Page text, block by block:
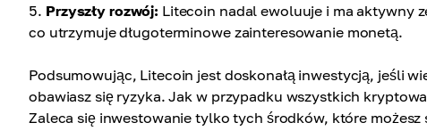
Przyszły rozwój: Litecoin nadal ewoluuje i ma aktywny
co utrzymuje długoterminowe zainteresowanie monetą.
Podsumowując, Litecoin jest doskonałą inwestycją, jeśli
obawiasz się ryzyka. Jak w przypadku wszystkich
Zaleca się inwestowanie tylko tych środków, które